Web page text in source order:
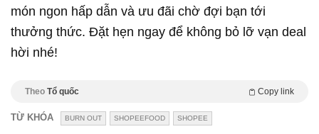
món ngon hấp dẫn và ưu đãi chờ đợi bạn tới
thưởng thức. Đặt hẹn ngay để không bỏ lỡ vạn deal
hời nhé!
Theo Tổ quốc Copy link
TỪ KHÓA BURN OUT SHOPEEFOOD SHOPEE